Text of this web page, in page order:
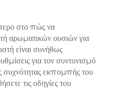
στο πώς να
αρωματικών ουσιών για
είναι συνήθως
για τον συντονισμό
συχνότητας εκπομπής του
τις οδηγίες του